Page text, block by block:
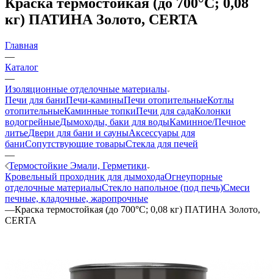
кг) ПАТИНА Золото, CERTA
Главная
—
Каталог
—
Изоляционные отделочные материалы
Печи для баниПечи-каминыПечи отопительныеКотлы
отопительныеКаминные топкиПечи для садаКолонки
водогрейныеДымоходы, баки для водыКаминное/Печное
литьеДвери для бани и сауныАксессуары для
баниСопутствующие товарыСтекла для печей
—
Термостойкие Эмали, Герметики
Кровельный проходник для дымоходаОгнеупорные
отделочные материалыСтекло напольное (под печь)Смеси
печные, кладочные, жаропрочные
—Краска термостойкая (до 700°С; 0,08 кг) ПАТИНА Золото,
CERTA